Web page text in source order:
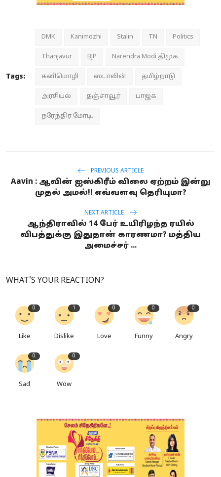
Tags:
DMK Kanimozhi Stalin TN Politics
Thanjavur BJP Narendra Modi திமுக
கனிமொழி ஸ்டாலின் தமிழ்நாடு
அரசியல் தஞ்சாவூர் பாஜக
நரேந்திர மோடி.
PREVIOUS ARTICLE
Aavin : ஆவின் ஐஸ்கிரீம் விலை ஏற்றம் இன்று
முதல் அமல்!! எவ்வளவு தெரியுமா?
NEXT ARTICLE
ஆந்திராவில் 14 பேர் உயிரிழந்த ரயில்
விபத்துக்கு இதுதான் காரணமா? மத்திய
அமைச்சர் ...
WHAT'S YOUR REACTION?
0
Like
1
Dislike
0
Love
0
Funny
0
Angry
0
Sad
0
Wow